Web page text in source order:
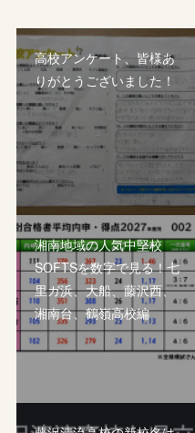
高校アンケート、皆様あ
りがとうございました！
湘南地域の人気中堅校
SOFTSを数字で見る！七
里ガ浜、大船、藤沢西、
湘南台、鶴嶺高校編